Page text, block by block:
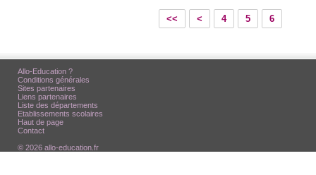
<< < 4 5 6
Allo-Education ?
Conditions générales
Sites partenaires
Liens partenaires
Liste des départements
Etablissements scolaires
Haut de page
Contact
© 2026 allo-education.fr